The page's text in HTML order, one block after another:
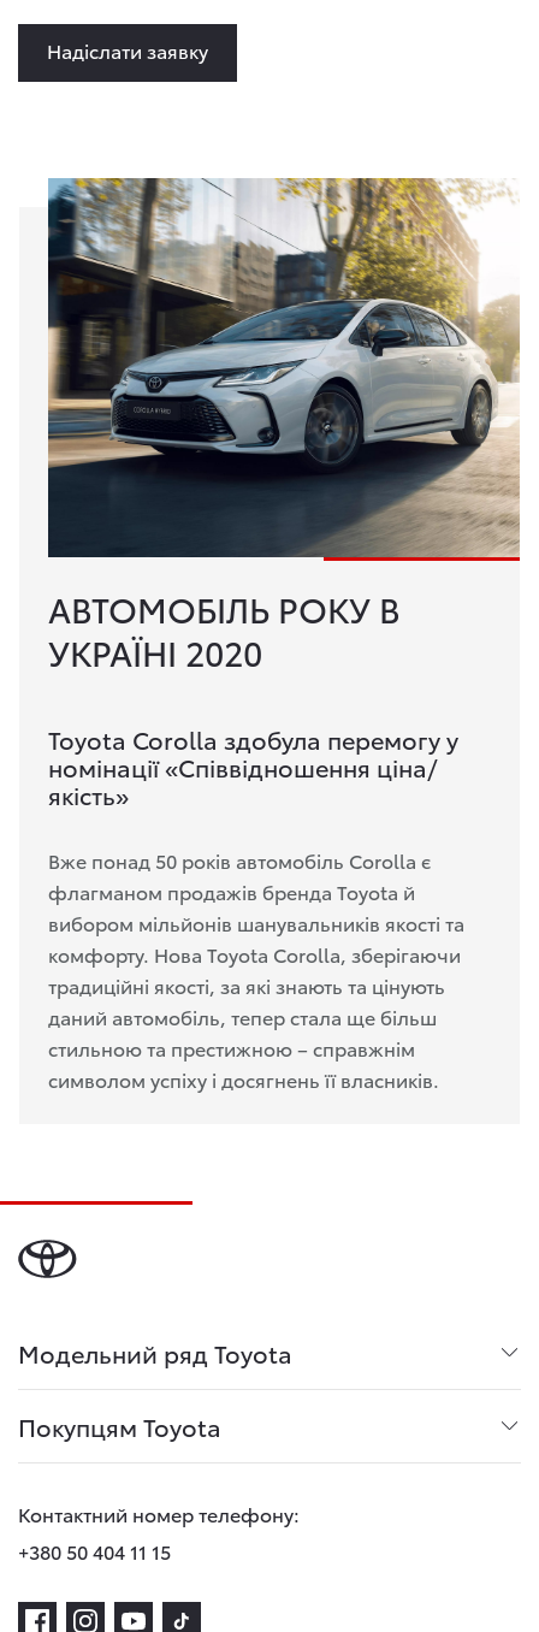
Надіслати заявку
АВТОМОБІЛЬ РОКУ В
УКРАЇНІ 2020
Toyota Corolla здобула перемогу у
номінації «Співвідношення ціна/
якість»
Вже понад 50 років автомобіль Corolla є
флагманом продажів бренда Toyota й
вибором мільйонів шанувальників якості та
комфорту. Нова Toyota Corolla, зберігаючи
традиційні якості, за які знають та цінують
даний автомобіль, тепер стала ще більш
стильною та престижною – справжнім
символом успіху і досягнень її власників.
Модельний ряд Toyota
Покупцям Toyota
Контактний номер телефону:
+380 50 404 11 15